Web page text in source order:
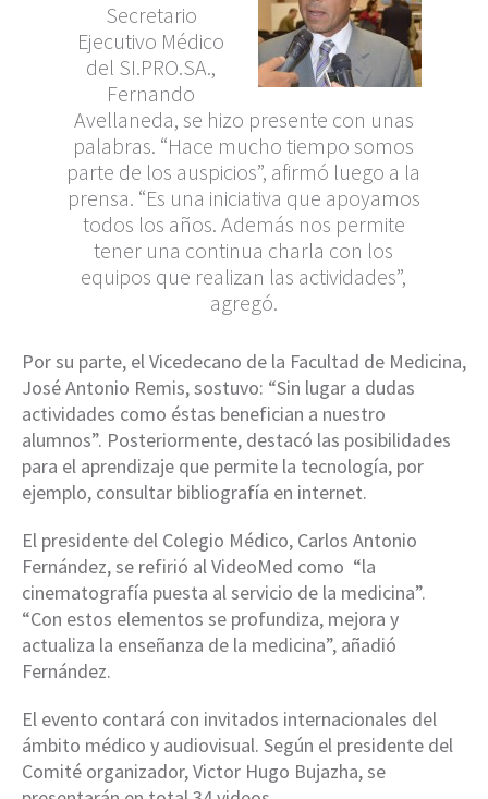
Secretario
Ejecutivo Médico
del SI.PRO.SA.,
Fernando
Avellaneda, se hizo presente con unas
palabras. “Hace mucho tiempo somos
parte de los auspicios”, afirmó luego a la
prensa. “Es una iniciativa que apoyamos
todos los años. Además nos permite
tener una continua charla con los
equipos que realizan las actividades”,
agregó.
Por su parte, el Vicedecano de la Facultad de Medicina,
José Antonio Remis, sostuvo: “Sin lugar a dudas
actividades como éstas benefician a nuestro
alumnos”. Posteriormente, destacó las posibilidades
para el aprendizaje que permite la tecnología, por
ejemplo, consultar bibliografía en internet.
El presidente del Colegio Médico, Carlos Antonio
Fernández, se refirió al VideoMed como “la
cinematografía puesta al servicio de la medicina”.
“Con estos elementos se profundiza, mejora y
actualiza la enseñanza de la medicina”, añadió
Fernández.
El evento contará con invitados internacionales del
ámbito médico y audiovisual. Según el presidente del
Comité organizador, Victor Hugo Bujazha, se